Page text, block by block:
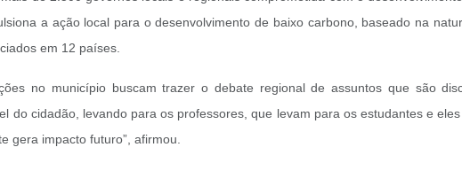
a ação local para o desenvolvimento de baixo carbono, baseado na
em 12 países.
no município buscam trazer o debate regional de assuntos que são
do cidadão, levando para os professores, que levam para os estudantes e
gera impacto futuro”, afirmou.